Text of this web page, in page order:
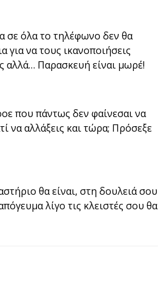
σε όλα το τηλέφωνο δεν θα
για να τους ικανοποιήσεις
αλλά… Παρασκευή είναι μωρέ!
που πάντως δεν φαίνεσαι να
να αλλάξεις και τώρα; Πρόσεξε
θα είναι, στη δουλειά σου
λίγο τις κλειστές σου θα